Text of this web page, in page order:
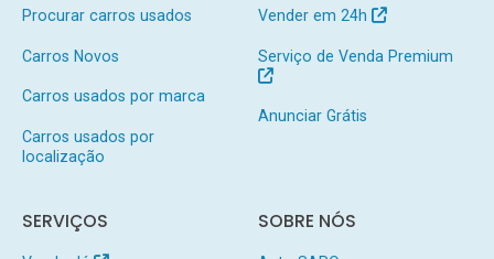
Procurar carros usados
Carros Novos
Carros usados por marca
Carros usados por
localização
Vender em 24h
Serviço de Venda Premium
Anunciar Grátis
SERVIÇOS SOBRE NÓS